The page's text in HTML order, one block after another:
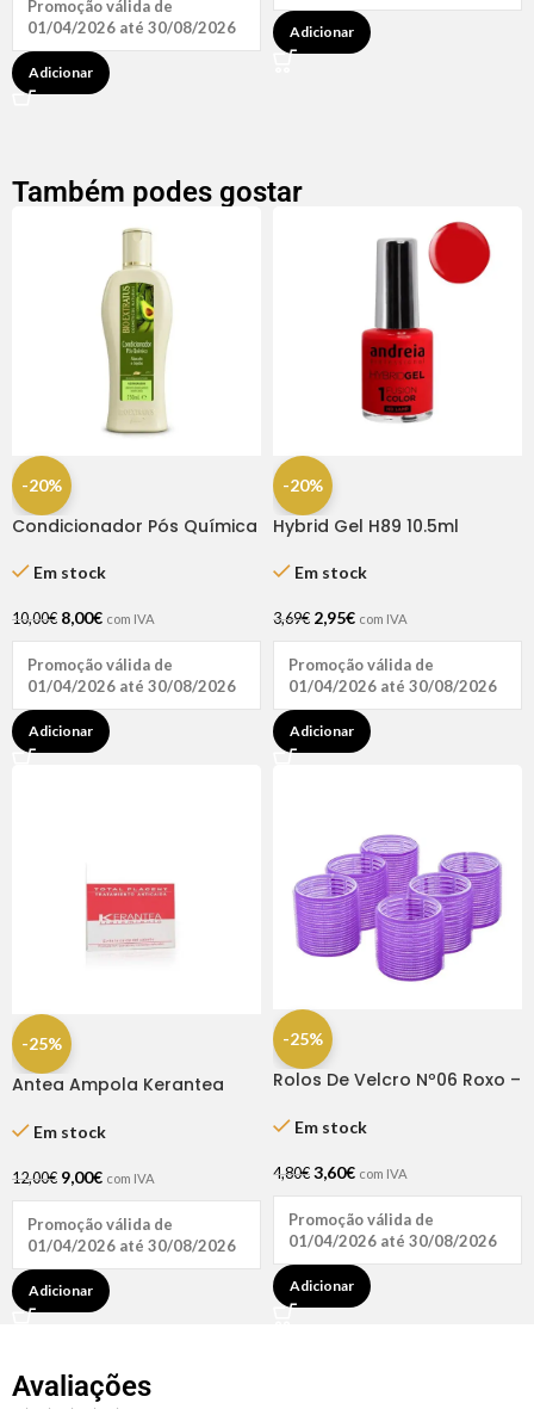
Promoção válida de
01/04/2026 até 30/08/2026
Adicionar
Adicionar
Também podes gostar
-20%
Condicionador Pós Química
Em stock
10,00€ 8,00€ com IVA
Promoção válida de
01/04/2026 até 30/08/2026
Adicionar
-20%
Hybrid Gel H89 10.5ml
Em stock
3,69€ 2,95€ com IVA
Promoção válida de
01/04/2026 até 30/08/2026
Adicionar
-25%
Antea Ampola Kerantea
Em stock
12,00€ 9,00€ com IVA
Promoção válida de
01/04/2026 até 30/08/2026
Adicionar
-25%
Rolos De Velcro Nº06 Roxo –
Em stock
4,80€ 3,60€ com IVA
Promoção válida de
01/04/2026 até 30/08/2026
Adicionar
Avaliações